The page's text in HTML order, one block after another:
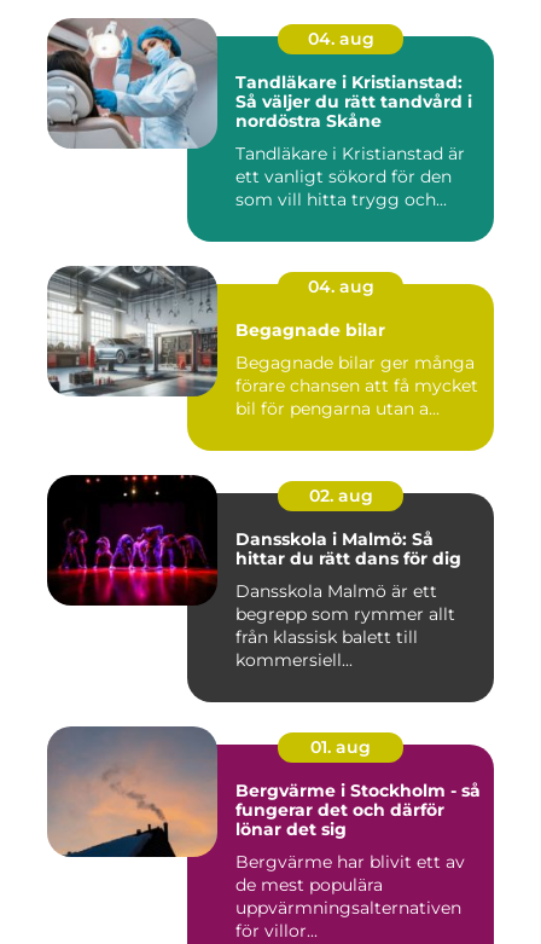
04. aug
Tandläkare i Kristianstad:
Så väljer du rätt tandvård i
nordöstra Skåne
Tandläkare i Kristianstad är
ett vanligt sökord för den
som vill hitta trygg och...
04. aug
Begagnade bilar
Begagnade bilar ger många
förare chansen att få mycket
bil för pengarna utan a...
02. aug
Dansskola i Malmö: Så
hittar du rätt dans för dig
Dansskola Malmö är ett
begrepp som rymmer allt
från klassisk balett till
kommersiell...
01. aug
Bergvärme i Stockholm - så
fungerar det och därför
lönar det sig
Bergvärme har blivit ett av
de mest populära
uppvärmningsalternativen
för villor...